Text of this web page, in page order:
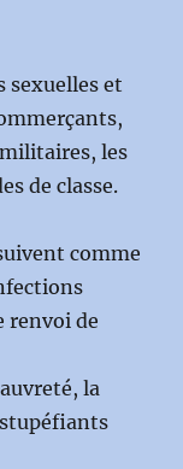
sexuelles et
les
de classe.
comme
renvoi de
la